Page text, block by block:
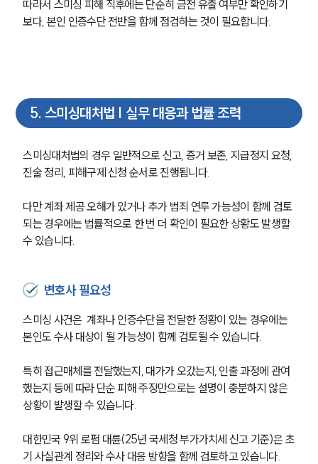
구성원 소개
소식/자료
언론보도
공지사항
법률 블로그
법률서식
세미나
따라서 스미싱 피해 직후에는 단순히 금전 유출 여부만 확인하기
보다, 본인 인증수단 전반을 함께 점검하는 것이 필요합니다.
5. 스미싱대처법 | 실무 대응과 법률 조력
스미싱대처법의 경우 일반적으로 신고, 증거 보존, 지급정지 요청,
진술 정리, 피해구제 신청 순서로 진행됩니다.
다만 계좌 제공 오해가 있거나 추가 범죄 연루 가능성이 함께 검토
되는 경우에는 법률적으로 한 번 더 확인이 필요한 상황도 발생할
수 있습니다.
변호사 필요성
스미싱 사건은  계좌나 인증수단을 전달한 정황이 있는 경우에는
본인도 수사 대상이 될 가능성이 함께 검토될 수 있습니다.
특히 접근매체를 전달했는지, 대가가 오갔는지, 인출 과정에 관여
했는지 등에 따라 단순 피해 주장만으로는 설명이 충분하지 않은
상황이 발생할 수 있습니다.
대한민국 9위 로펌 대륜(25년 국세청 부가가치세 신고 기준)은 초
기 사실관계 정리와 수사 대응 방향을 함께 검토하고 있습니다.